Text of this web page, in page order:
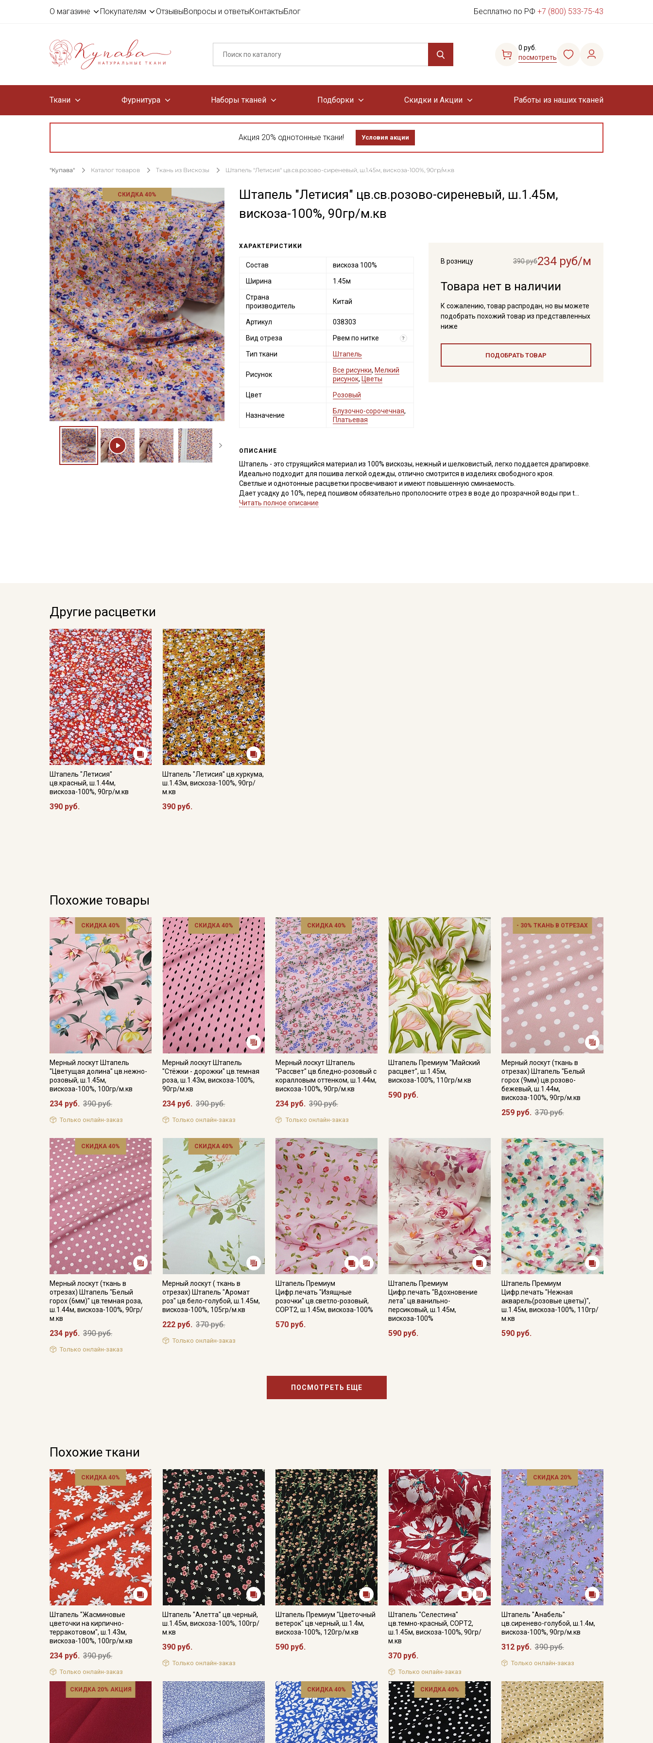
О магазине Покупателям ОтзывыВопросы и ответыКонтактыБлог Бесплатно по РФ +7 (800) 533-75-43
0 руб.
посмотреть
Ткани Фурнитура Наборы тканей Подборки Скидки и Акции Работы из наших тканей
Акция 20% однотонные ткани! Условия акции
"Купава" Каталог товаров Ткань из Вискозы Штапель "Летисия" цв.св.розово-сиреневый, ш.1.45м, вискоза-100%, 90гр/м.кв
СКИДКА 40%
Штапель "Летисия" цв.св.розово-сиреневый, ш.1.45м,
вискоза-100%, 90гр/м.кв
В розницу 390 руб234 руб/м
Товара нет в наличии
К сожалению, товар распродан, но вы можете
подобрать похожий товар из представленных
ниже
ПОДОБРАТЬ ТОВАР
ХАРАКТЕРИСТИКИ
Состав вискоза 100%
Ширина 1.45м
Страна
производитель
Китай
Артикул 038303
Вид отреза Рвем по нитке ?
Тип ткани Штапель
Рисунок
Все рисунки, Мелкий
рисунок, Цветы
Цвет Розовый
Назначение
Блузочно-сорочечная,
Платьевая
ОПИСАНИЕ
Штапель - это струящийся материал из 100% вискозы, нежный и шелковистый, легко поддается драпировке.
Идеально подходит для пошива легкой одежды, отлично смотрится в изделиях свободного кроя.
Светлые и однотонные расцветки просвечивают и имеют повышенную сминаемость.
Дает усадку до 10%, перед пошивом обязательно прополосните отрез в воде до прозрачной воды при t
дальнейших стирок, но не выше 40С, подсушите в один слой и слегка влажную ткань прогладьте теплым утюгом,
Читать полное описание
Другие расцветки
Штапель "Летисия"
цв.красный, ш.1.44м,
вискоза-100%, 90гр/м.кв
390 руб.
Штапель "Летисия" цв.куркума,
ш.1.43м, вискоза-100%, 90гр/
м.кв
390 руб.
Похожие товары
СКИДКА 40%
Мерный лоскут Штапель
"Цветущая долина" цв.нежно-
розовый, ш.1.45м,
вискоза-100%, 100гр/м.кв
234 руб. 390 руб.
Только онлайн-заказ
СКИДКА 40%
Мерный лоскут Штапель
"Стёжки - дорожки" цв.темная
роза, ш.1.43м, вискоза-100%,
90гр/м.кв
234 руб. 390 руб.
Только онлайн-заказ
СКИДКА 40%
Мерный лоскут Штапель
"Рассвет" цв.бледно-розовый с
коралловым оттенком, ш.1.44м,
вискоза-100%, 90гр/м.кв
234 руб. 390 руб.
Только онлайн-заказ
Штапель Премиум "Майский
расцвет", ш.1.45м,
вискоза-100%, 110гр/м.кв
590 руб.
- 30% ТКАНЬ В ОТРЕЗАХ
Мерный лоскут (ткань в
отрезах) Штапель "Белый
горох (9мм) цв.розово-
бежевый, ш.1.44м,
вискоза-100%, 90гр/м.кв
259 руб. 370 руб.
СКИДКА 40%
Мерный лоскут (ткань в
отрезах) Штапель "Белый
горох (6мм)" цв.темная роза,
ш.1.44м, вискоза-100%, 90гр/
м.кв
234 руб. 390 руб.
Только онлайн-заказ
СКИДКА 40%
Мерный лоскут ( ткань в
отрезах) Штапель "Аромат
роз" цв.бело-голубой, ш.1.45м,
вискоза-100%, 105гр/м.кв
222 руб. 370 руб.
Только онлайн-заказ
Штапель Премиум
Цифр.печать "Изящные
розочки" цв.светло-розовый,
СОРТ2, ш.1.45м, вискоза-100%
570 руб.
Штапель Премиум
Цифр.печать "Вдохновение
лета" цв.ванильно-
персиковый, ш.1.45м,
вискоза-100%
590 руб.
Штапель Премиум
Цифр.печать "Нежная
акварель(розовые цветы)",
ш.1.45м, вискоза-100%, 110гр/
м.кв
590 руб.
ПОСМОТРЕТЬ ЕЩЕ
Похожие ткани
СКИДКА 40%
Штапель "Жасминовые
цветочки на кирпично-
терракотовом", ш.1.43м,
вискоза-100%, 100гр/м.кв
234 руб. 390 руб.
Только онлайн-заказ
Штапель "Алетта" цв.черный,
ш.1.45м, вискоза-100%, 100гр/
м.кв
390 руб.
Только онлайн-заказ
Штапель Премиум "Цветочный
ветерок" цв.черный, ш.1.4м,
вискоза-100%, 120гр/м.кв
590 руб.
Штапель "Селестина"
цв.темно-красный, СОРТ2,
ш.1.45м, вискоза-100%, 90гр/
м.кв
370 руб.
Только онлайн-заказ
СКИДКА 20%
Штапель "Анабель"
цв.сиренево-голубой, ш.1.4м,
вискоза-100%, 90гр/м.кв
312 руб. 390 руб.
Только онлайн-заказ
СКИДКА 20% АКЦИЯ СКИДКА 40% СКИДКА 40%
Секретная рассылка от
Купава
Мы публикуем здесь дополнительные
промокоды и скидки до 30% на узкие
категории тканей
Электронная почта
Ознакомлен(а) с
Политикой обработки персональных
и даюСогласие на обработку персональных
Даю
Согласие на получение рекламных и
информационных рассылок